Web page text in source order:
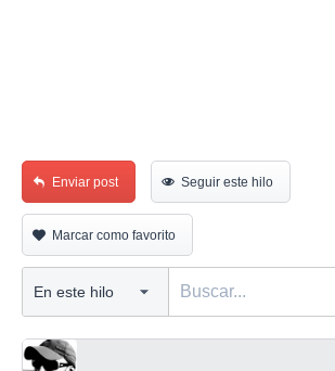
Enviar post Seguir este hilo
Marcar como favorito